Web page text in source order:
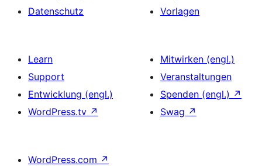
Datenschutz
Vorlagen
Learn
Support
Entwicklung (engl.)
WordPress.tv ↗
Mitwirken (engl.)
Veranstaltungen
Spenden (engl.) ↗
Swag ↗
WordPress.com ↗